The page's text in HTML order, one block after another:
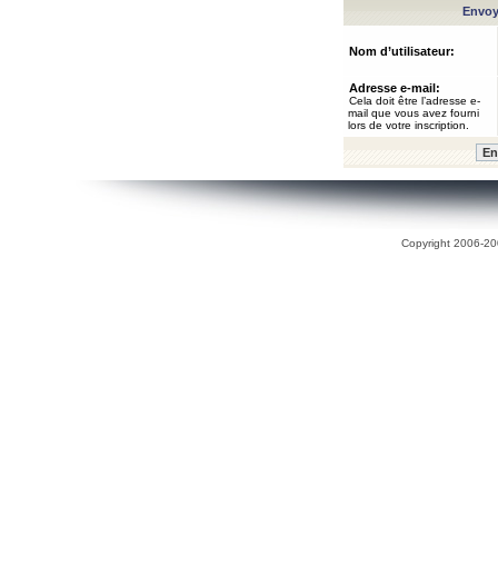
Nom d’utilisateur:
Adresse e-mail:
Cela doit être l’adresse e-
mail que vous avez fourni
lors de votre inscription.
Copyright 2006-